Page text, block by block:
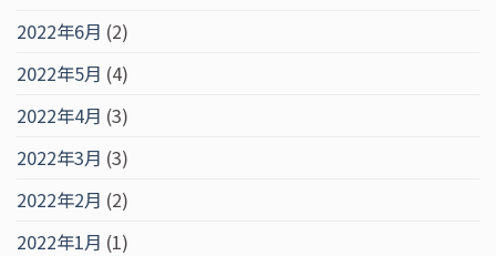
2022年6月 (2)
2022年5月 (4)
2022年4月 (3)
2022年3月 (3)
2022年2月 (2)
2022年1月 (1)